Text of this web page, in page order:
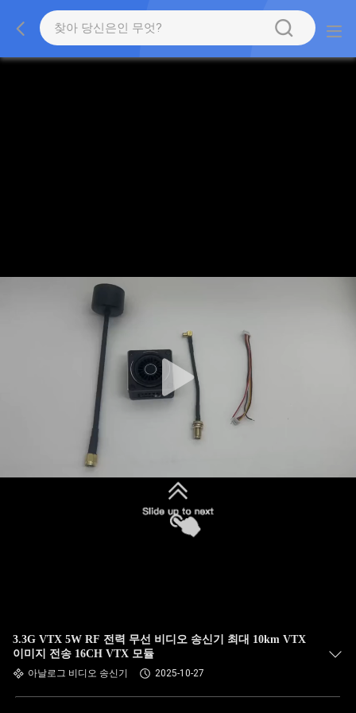
3.3G VTX 5W RF 전력 무선 비디오 송신기 최대 10km VTX
이미지 전송 16CH VTX 모듈
아날로그 비디오 송신기 2025-10-27